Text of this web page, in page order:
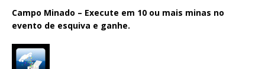
Campo Minado – Execute em 10 ou mais minas no
evento de esquiva e ganhe.